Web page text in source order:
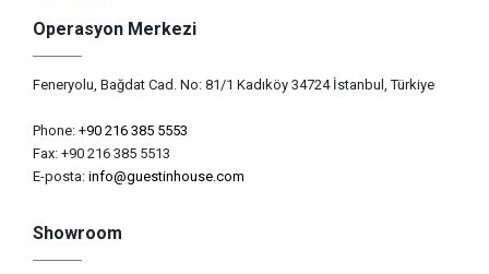
Operasyon Merkezi
Feneryolu, Bağdat Cad. No: 81/1 Kadıköy 34724 İstanbul, Türkiye
Phone: +90 216 385 5553
Fax: +90 216 385 5513
E-posta: info@guestinhouse.com
Showroom